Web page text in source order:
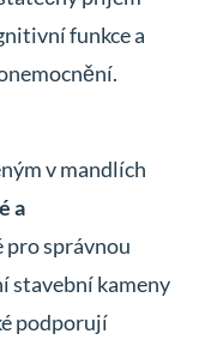
funkce a
v mandlích
a
pro správnou
stavební kameny
podporují